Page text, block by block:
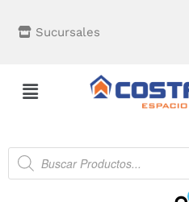
Sucursales